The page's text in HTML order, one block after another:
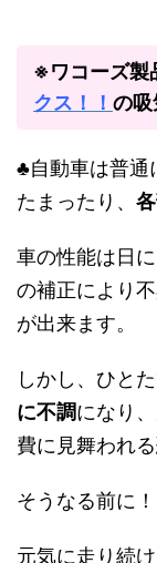
※ワコーズ製
クス！！ の
♣自動車は普通
たまったり、
車の性能は日
の補正により
が出来ます。
しかし、ひと
に不調になり
費に見舞われ
そうなる前に！
元気に走り続